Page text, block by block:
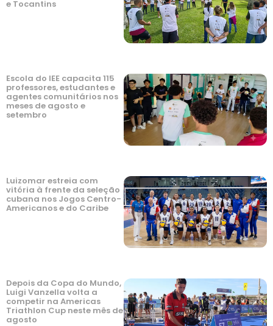
e Tocantins
Escola do IEE capacita 115
professores, estudantes e
agentes comunitários nos
meses de agosto e
setembro
Luizomar estreia com
vitória à frente da seleção
cubana nos Jogos Centro-
Americanos e do Caribe
Depois da Copa do Mundo,
Luigi Vanzella volta a
competir na Americas
Triathlon Cup neste mês de
agosto